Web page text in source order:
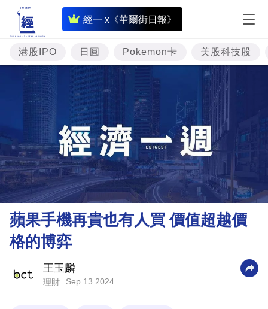
經一 x《華爾街日報》
即
時
財
經
專
題
投
資
樓
市
理
財
科
港股IPO 日圓 Pokemon卡 美股科技股
蘋果手機再貴也有人買 價值超越價
格的博弈
王玉麟
理財 Sep 13 2024